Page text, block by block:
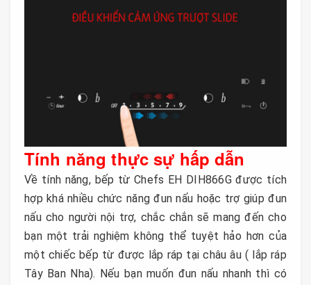
Tính năng thực sự hấp dẫn
Về tính năng, bếp từ Chefs EH DIH866G được tích
hợp khá nhiều chức năng đun nấu hoặc trợ giúp đun
nấu cho người nội trợ, chắc chắn sẽ mang đến cho
bạn một trải nghiệm không thể tuyệt hảo hơn của
một chiếc bếp từ được lắp ráp tại châu âu ( lắp ráp
Tây Ban Nha). Nếu bạn muốn đun nấu nhanh thì có